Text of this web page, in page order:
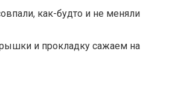
как-будто и не меняли
и прокладку сажаем на